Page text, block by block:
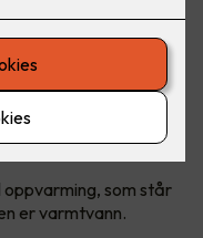
har blitt en
på
som står
er varmtvann.